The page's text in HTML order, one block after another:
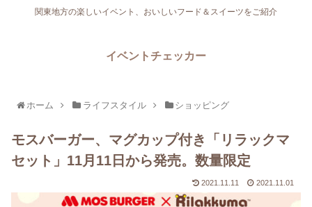
関東地方の楽しいイベント、おいしいフード＆スイーツをご紹介
イベントチェッカー
ホーム ライフスタイル ショッピング
モスバーガー、マグカップ付き「リラックマ
セット」11月11日から発売。数量限定
2021.11.11 2021.11.01